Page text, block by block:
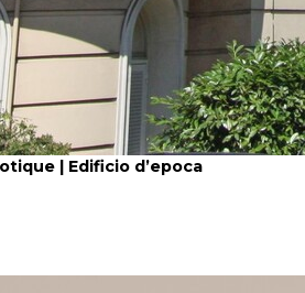
| Edificio d’epoca